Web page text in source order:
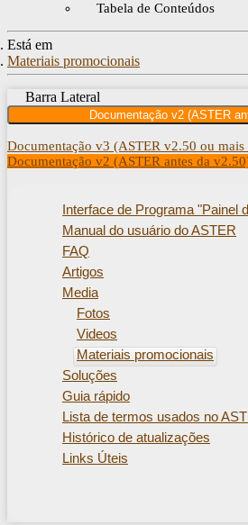
Tabela de Conteúdos
Está em
Materiais promocionais
Barra Lateral
Documentação v2 (ASTER
Documentação v3 (ASTER v2.50 ou mais
Documentação v2 (ASTER antes da
Interface de Programa "Painel
Manual do usuário do ASTER
FAQ
Artigos
Media
Fotos
Videos
Materiais promocionais
Soluções
Guia rápido
Lista de termos usados ​​no
Histórico de atualizações
Links Úteis